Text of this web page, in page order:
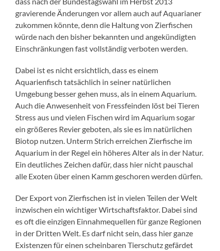
gravierende Änderungen vor allem auch auf Aquarianer
zukommen könnte, denn die Haltung von Zierfischen
würde nach den bisher bekannten und angekündigten
Einschränkungen fast vollständig verboten werden.
Dabei ist es nicht ersichtlich, dass es einem
Aquarienfisch tatsächlich in seiner natürlichen
Umgebung besser gehen muss, als in einem Aquarium.
Auch die Anwesenheit von Fressfeinden löst bei Tieren
Stress aus und vielen Fischen wird im Aquarium sogar
ein größeres Revier geboten, als sie es im natürlichen
Biotop nutzen. Unterm Strich erreichen Zierfische im
Aquarium in der Regel ein höheres Alter als in der Natur.
Ein deutliches Zeichen dafür, dass hier nicht pauschal
alle Exoten über einen Kamm geschoren werden dürfen.
Der Export von Zierfischen ist in vielen Teilen der Welt
inzwischen ein wichtiger Wirtschaftsfaktor. Dabei sind
es oft die einzigen Einnahmequellen für ganze Regionen
in der Dritten Welt. Es darf nicht sein, dass hier ganze
Existenzen für einen scheinbaren Tierschutz gefärdet